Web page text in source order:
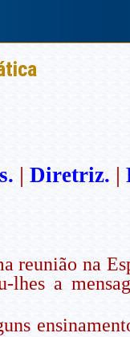
| Diretriz. |
reunião na
lhes a